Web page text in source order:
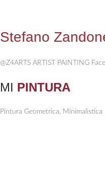
Stefano
@Z4ARTS ARTIST PAINTING
MI PINTURA
Pintura Geometrica, Minimalistica